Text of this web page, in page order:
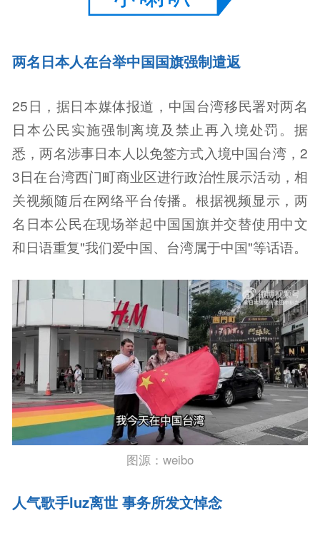
两名日本人在台举中国国旗强制遣返
25日，据日本媒体报道，中国台湾移民署对两名
日本公民实施强制离境及禁止再入境处罚。据
悉，两名涉事日本人以免签方式入境中国台湾，2
3日在台湾西门町商业区进行政治性展示活动，相
关视频随后在网络平台传播。根据视频显示，两
名日本公民在现场举起中国国旗并交替使用中文
和日语重复"我们爱中国、台湾属于中国"等话语。
图源：weibo
人气歌手luz离世 事务所发文悼念